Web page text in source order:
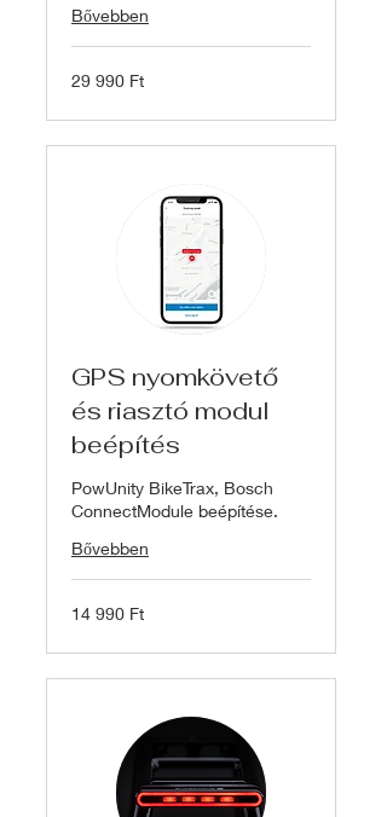
Bővebben
29 990
magyar
29 990 Ft
GPS nyomkövető
és riasztó modul
beépítés
PowUnity BikeTrax, Bosch
ConnectModule beépítése.
Bővebben
14 990
magyar
14 990 Ft